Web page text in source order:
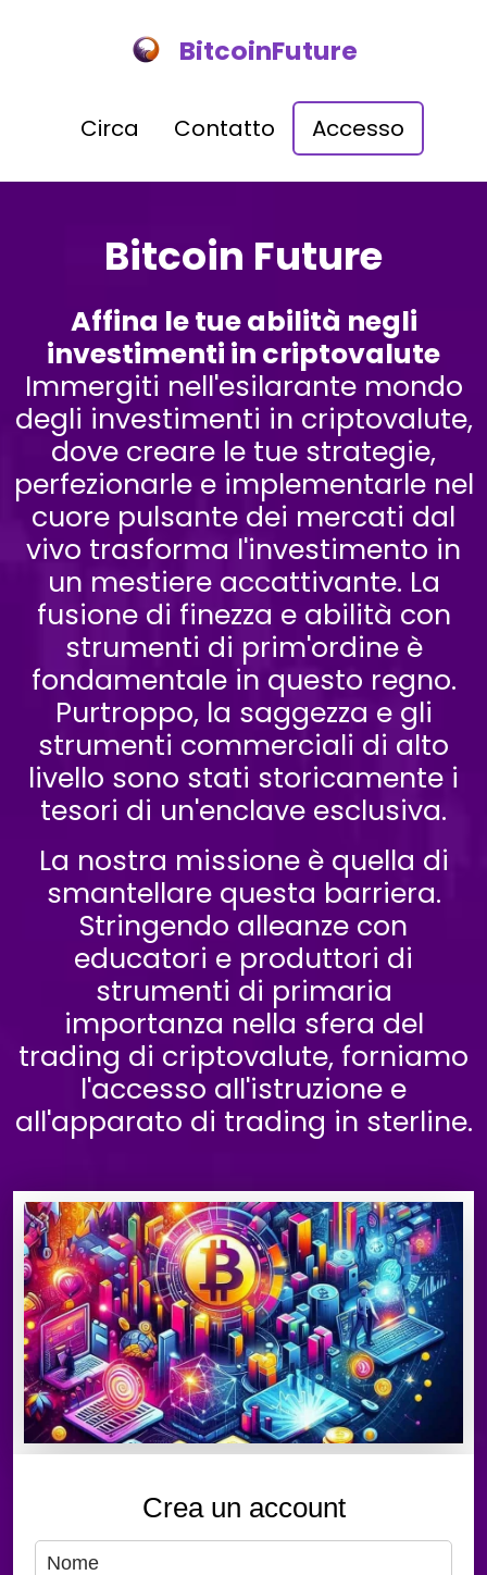
BitcoinFuture
Circa Contatto Accesso
Bitcoin Future
Affina le tue abilità negli
investimenti in criptovalute
Immergiti nell'esilarante mondo
degli investimenti in criptovalute,
dove creare le tue strategie,
perfezionarle e implementarle nel
cuore pulsante dei mercati dal
vivo trasforma l'investimento in
un mestiere accattivante. La
fusione di finezza e abilità con
strumenti di prim'ordine è
fondamentale in questo regno.
Purtroppo, la saggezza e gli
strumenti commerciali di alto
livello sono stati storicamente i
tesori di un'enclave esclusiva.
La nostra missione è quella di
smantellare questa barriera.
Stringendo alleanze con
educatori e produttori di
strumenti di primaria
importanza nella sfera del
trading di criptovalute, forniamo
l'accesso all'istruzione e
all'apparato di trading in sterline.